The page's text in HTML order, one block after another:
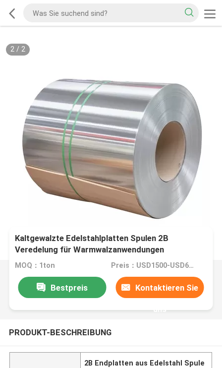
2/ 2
Kaltgewalzte Edelstahlplatten Spulen 2B
Veredelung für Warmwalzanwendungen
MOQ：1ton Preis：USD1500-USD6000
Bestpreis Kontaktieren Sie
uns
PRODUKT-BESCHREIBUNG
2B Endplatten aus Edelstahl Spule